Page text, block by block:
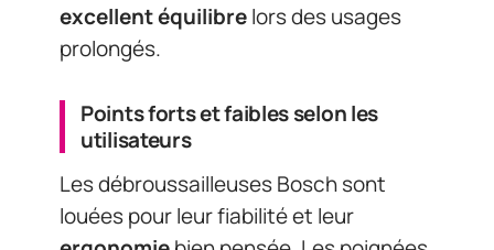
excellent équilibrelors des usages
prolongés.
Points forts et faibles selon les
utilisateurs
Les débroussailleuses Bosch sont
louées pour leur fiabilité et leur